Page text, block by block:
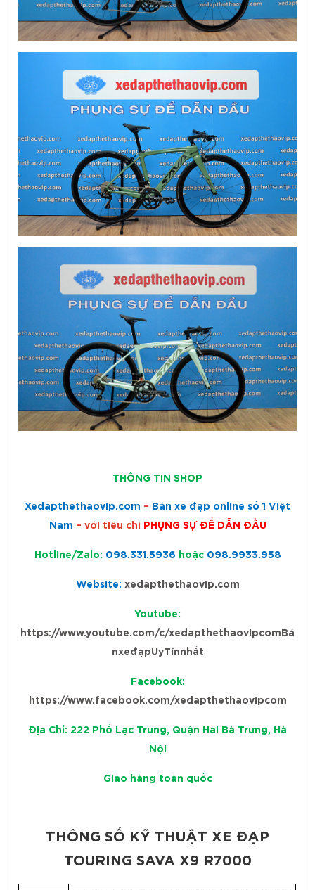
THÔNG TIN SHOP
Xedapthethaovip.com – Bán xe đạp online số 1 Việt
Nam – với tiêu chí PHỤNG SỰ ĐỂ DẪN ĐẦU
Hotline/Zalo: 098.331.5936 hoặc 098.9933.958
Website: xedapthethaovip.com
Youtube:
https://www.youtube.com/c/xedapthethaovipcomBá
nxeđạpUyTínnhất
Facebook:
https://www.facebook.com/xedapthethaovipcom
Địa Chỉ: 222 Phố Lạc Trung, Quận Hai Bà Trưng, Hà
Nội
Giao hàng toàn quốc
THÔNG SỐ KỸ THUẬT XE ĐẠP
TOURING SAVA X9 R7000